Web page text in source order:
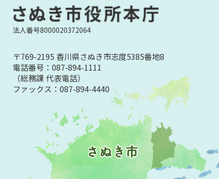
法人番号8000020372064
〒769-2195 香川県さぬき市志度5385番地8
電話番号：087-894-1111
（総務課 代表電話）
ファックス：087-894-4440